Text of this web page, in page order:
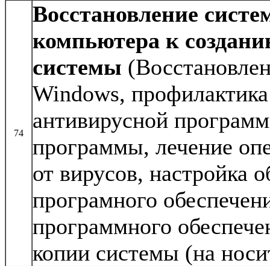
74
Восстановление
компьютера к
системы
Windows,
антивирусной
программы, лечение
от вирусов, настройка
програмного
программного
копии системы (на